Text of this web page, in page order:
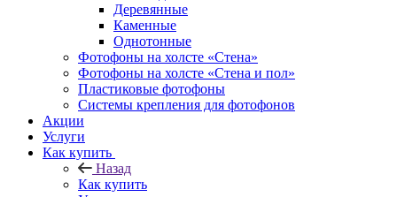
Деревянные
Каменные
Однотонные
Фотофоны на холсте «Стена»
Фотофоны на холсте «Стена и пол»
Пластиковые фотофоны
Системы крепления для фотофонов
Акции
Услуги
Как купить
Назад
Как купить